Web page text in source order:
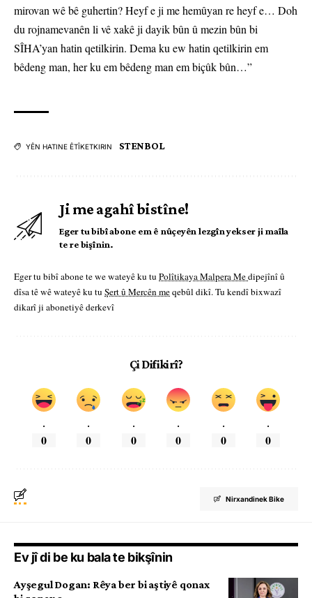
mirovan wê bê guhertin? Heyf e ji me hemûyan re heyf e… Doh
du rojnamevanên li vê xakê ji dayik bûn û mezin bûn bi
SÎHA’yan hatin qetilkirin. Dema ku ew hatin qetilkirin em
bêdeng man, her ku em bêdeng man em biçûk bûn…”
YÊN HATINE ÊTÎKETKIRIN STENBOL
Ji me agahî bistîne!
Eger tu bibî abone em ê nûçeyên lezgîn yekser ji maîla
te re bişînin.
Eger tu bibî abone te we wateyê ku tu Polîtikaya Malpera Medipejînî û
dîsa tê wê wateyê ku tu Şert û Mercên meqebûl dikî. Tu kendî bixwazî
dikarî ji abonetiyê derkevî
Çi Difikirî?
.
0
.
0
.
0
.
0
.
0
.
0
Nirxandinek Bike
Ev jî di be ku bala te bikşînin
Ayşegul Dogan: Rêya ber bi aştiyê qonax